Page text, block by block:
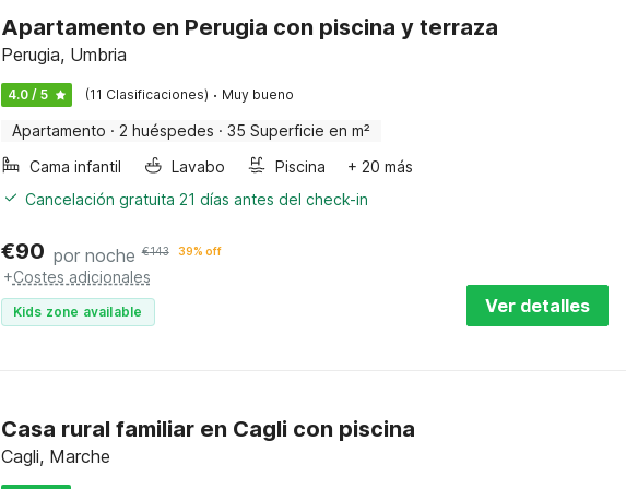
Apartamento en Perugia con piscina y terraza
Perugia, Umbria
4.0 / 5 (11 Clasificaciones) · Muy bueno
Apartamento · 2 huéspedes · 35 Superficie en m²
Cama infantil
Lavabo Piscina
+ 20 más
Cancelación gratuita 21 días antes del check-in
€90 por noche €143 39% off
+Costes adicionales
Kids zone available Ver detalles
Casa rural familiar en Cagli con piscina
Cagli, Marche